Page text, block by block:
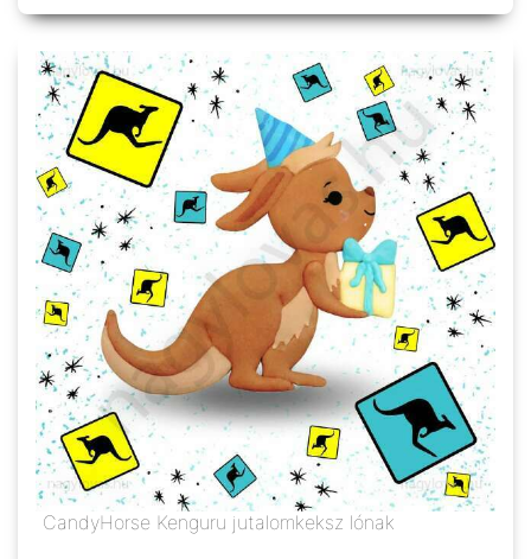
CandyHorse Kenguru jutalomkeksz lónak